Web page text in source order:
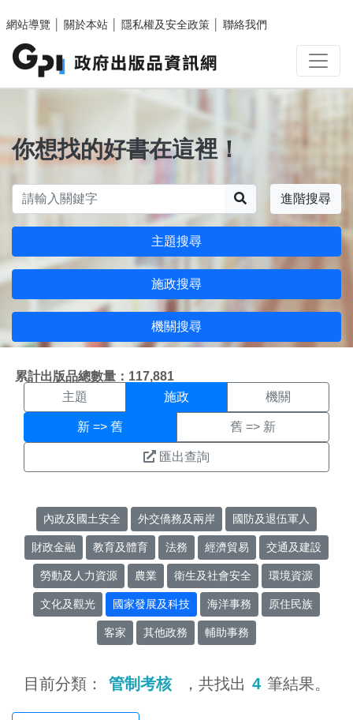
網站導覽
關於本站 隱私權及安全政策 聯絡我們
你想找的好書在這裡！
進階搜尋
主題搜尋
施政搜尋
機關搜尋
累計出版品總數量：117,881
施政搜尋結果頁面
主題 施政 機關
新 => 舊 舊 => 新
匯出查詢
內政及國土安全 外交僑務及兩岸 國防及退伍軍人
財政金融 教育及體育 法務 經濟貿易 交通及建設
勞動及人力資源 農業 衛生及社會安全 環境資源
文化及觀光 國家發展及科技 海洋事務 原住民族
客家 其他政務 輔助事務
目前分類： 管制考核 ，共找出 4 筆結果。